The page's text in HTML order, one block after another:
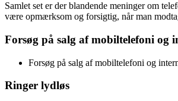
Samlet set er der blandende meninger om
være opmærksom og forsigtig, når man
Forsøg på salg af mobiltelefoni og
Forsøg på salg af mobiltelefoni og
Ringer lydløs